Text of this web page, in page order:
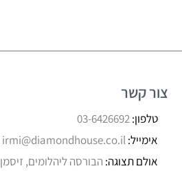
צור קשר
טלפון:03-6426692
אימייל:irmi@diamondhouse.co.il
אולם תצוגה: הבורסה ליהלומים, זיסמן שלום